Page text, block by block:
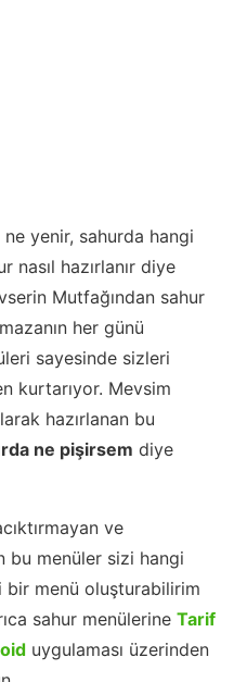
yenir, sahurda hangi
nasıl hazırlanır diye
Mutfağından sahur
her günü
sayesinde sizleri
kurtarıyor. Mevsim
hazırlanan bu
ne pişirsem diye
ve
bu menüler sizi hangi
bir menü oluşturabilirim
sahur menülerine Tarif
uygulaması üzerinden